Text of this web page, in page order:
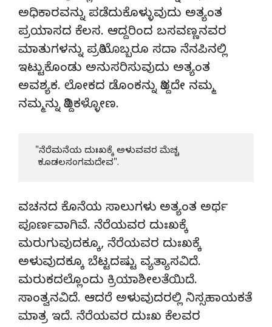
ಅಧಿಕಾರವನ್ನು ಪಡೆದುಕೊಳ್ಳುವುದು ಅತ್ಯಂತ
ಪ್ರಯಾಸದ ಕೆಲಸ. ಆದ್ದರಿಂದ ಬಸವಣ್ಣನವರ
ಮಾತುಗಳನ್ನು ಪ್ರತಿಯೊಬ್ಬರೂ ಸದಾ ನೆನಪಿನಲ್ಲಿ
ಇಟ್ಟುಕೊಂಡು ಅನುಸರಿಸುವುದು ಅತ್ಯಂತ
ಅವಶ್ಯಕ. ಲೋಕದ ಡೊಂಕನ್ನು ತಿದ್ದದೇ ನಮ್ಮ
ನಮ್ಮನ್ನು ತಿದ್ದಿಕಳ್ಳೋಣ.
   ಕೂಡಲಸಂಗಮದೇವ".
ವಚನದ ಕೊನೆಯ ಸಾಲುಗಳು ಅತ್ಯಂತ ಅರ್ಥ
ಪೂರ್ಣವಾಗಿವೆ. ನೆರೆಯವರ ದುಃಖಕ್ಕೆ
ಮರುಗುವುದಕ್ಕೂ, ನೆರೆಯವರ ದುಃಖಕ್ಕೆ
ಅಳುವುದಕ್ಕೂ ಬೆಟ್ಟದಷ್ಟು ವ್ಯತ್ಯಾಸವಿದೆ.
ಮರುಕದಲ್ಲೊಂದು ಕ್ರಿಯಾಶೀಲತೆಯಿದೆ.
ಸಾಂತ್ವನವಿದೆ. ಆದರೆ ಅಳುವುದರಲ್ಲಿ ನಿಸ್ಸಹಾಯಕತೆ
ಮಾತ್ರ ಇದೆ. ನೆರೆಯವರ ದುಃಖ ಕೆಲವರ